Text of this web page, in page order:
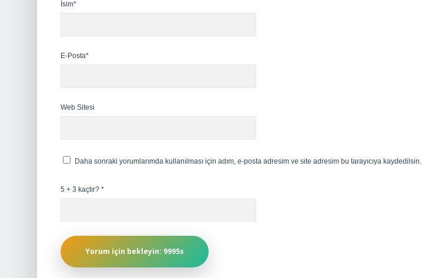
İsim*
E-Posta*
Web Sitesi
Daha sonraki yorumlarımda kullanılması için adım, e-posta adresim ve site adresim bu tarayıcıya kaydedilsin.
5 + 3 kaçtır? *